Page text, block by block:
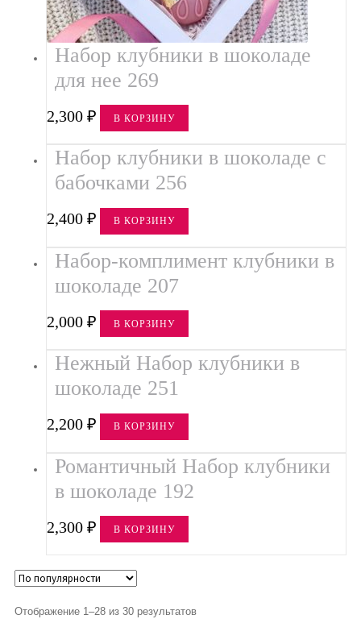
Набор клубники в шоколаде
для нее 269
2,300₽ В КОРЗИНУ
Набор клубники в шоколаде с
бабочками 256
2,400₽ В КОРЗИНУ
Набор-комплимент клубники в
шоколаде 207
2,000₽ В КОРЗИНУ
Нежный Набор клубники в
шоколаде 251
2,200₽ В КОРЗИНУ
Романтичный Набор клубники
в шоколаде 192
2,300₽ В КОРЗИНУ
Отображение 1–28 из 30 результатов